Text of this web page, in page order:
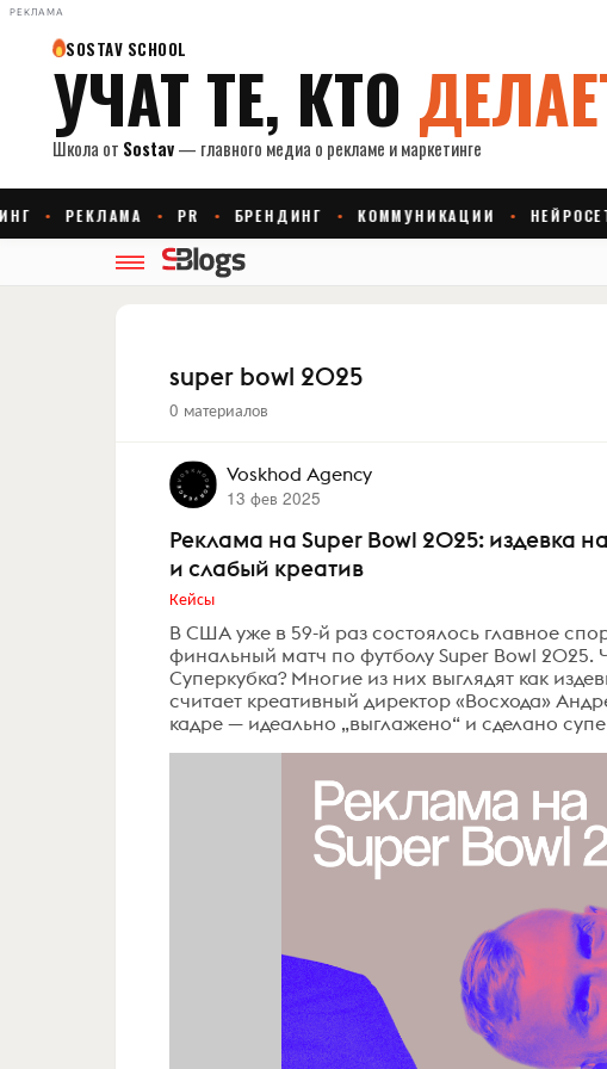
РЕКЛАМА
super bowl 2025
0 материалов
Voskhod Agency
13 фев 2025
Реклама на Super Bowl 2025:
и слабый креатив
Кейсы
В США уже в 59-й раз состоялось главное
финальный матч по футболу Super Bowl 2025.
Суперкубка? Многие из них выглядят как
считает креативный директор «Восхода»
кадре — идеально „выглажено“ и сделано